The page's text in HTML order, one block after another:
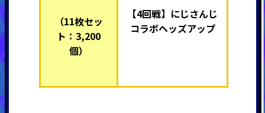
（11枚セッ
ト：3,200
個）
【4回戦】 にじさんじ
コラボヘッズアップ